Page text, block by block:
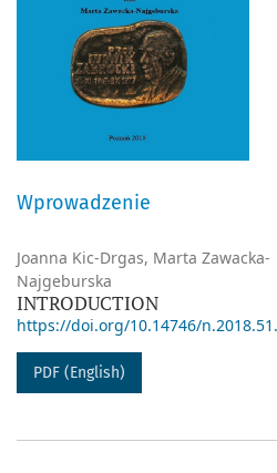
Wprowadzenie
Joanna Kic-Drgas, Marta Zawacka-
Najgeburska
INTRODUCTION
https://doi.org/10.14746/
PDF (English)